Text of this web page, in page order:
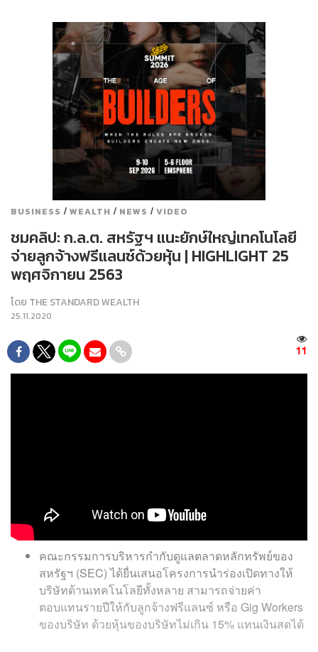
BUSINESS / WEALTH / NEWS / VIDEO
ชมคลิป: ก.ล.ต. สหรัฐฯ แนะยักษ์ใหญ่เทคโนโลยี
จ่ายลูกจ้างฟรีแลนซ์ด้วยหุ้น | HIGHLIGHT 25
พฤศจิกายน 2563
โดย THE STANDARD WEALTH
25.11.2020
11
คณะกรรมการบริหารกำกับดูแลตลาดหลักทรัพย์ของ
สหรัฐฯ (SEC) ได้ยื่นเสนอโครงการนำร่องเปิดทางให้
บริษัทด้านเทคโนโลยีทั้งหลาย สามารถจ่ายค่า
ตอบแทนรายปีให้กับลูกจ้างฟรีแลนซ์ หรือ Gig Workers
ของบริษัท ด้วยหุ้นของบริษัทไม่เกิน 15% แทนเงินสดได้